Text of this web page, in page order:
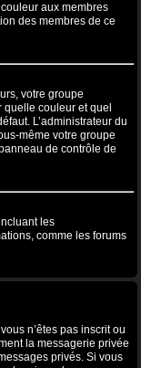
aux membres
des membres de ce
votre groupe
couleur et quel
L’administrateur du
même votre groupe
de contrôle de
les
comme les forums
n’êtes pas inscrit ou
la messagerie privée
privés. Si vous